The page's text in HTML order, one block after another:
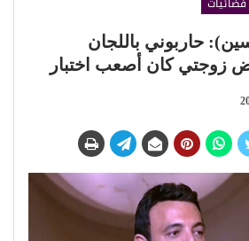
حاربوني باللجان
زوجتي كان أصعب اختبار